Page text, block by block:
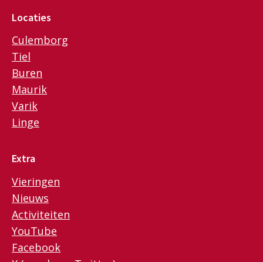
Locaties
Culemborg
Tiel
Buren
Maurik
Varik
Linge
Extra
Vieringen
Nieuws
Activiteiten
YouTube
Facebook